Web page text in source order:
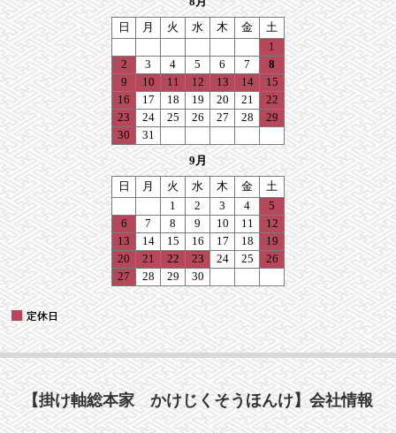
【掛け軸総本家 かけじくそうほんけ】会社情報